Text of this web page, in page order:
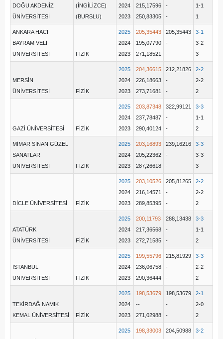
DOĞU AKDENİZ
ÜNİVERSİTESİ
(İNGİLİZCE)
(BURSLU)
2024
2023
215,17596
250,83305
-
-
1-1
1
ANKARA HACI
BAYRAM VELİ
ÜNİVERSİTESİ
FİZİK
2025
2024
2023
205,35443
195,07790
271,18521
205,35443
-
-
3-1
3-2
3
MERSİN
ÜNİVERSİTESİ
FİZİK
2025
2024
2023
204,36615
226,18663
273,71681
212,21826
-
-
2-2
2-2
2
GAZİ ÜNİVERSİTESİ FİZİK
2025
2024
2023
203,87348
237,78487
290,40124
322,99121
-
-
3-3
1-1
2
MİMAR SİNAN GÜZEL
SANATLAR
ÜNİVERSİTESİ
FİZİK
2025
2024
2023
203,16893
205,22362
287,26618
239,16216
-
-
3-3
3-3
3
DİCLE ÜNİVERSİTESİ FİZİK
2025
2024
2023
203,10526
216,14571
289,85395
205,81265
-
-
2-2
2-2
2
ATATÜRK
ÜNİVERSİTESİ
FİZİK
2025
2024
2023
200,11793
217,36568
272,71585
288,13438
-
-
3-3
1-1
2
İSTANBUL
ÜNİVERSİTESİ
FİZİK
2025
2024
2023
199,55796
236,06758
290,36444
215,81929
-
-
3-3
2-2
2
TEKİRDAĞ NAMIK
KEMAL ÜNİVERSİTESİ
FİZİK
2025
2024
2023
198,53679
--
271,02988
198,53679
-
-
2-1
2-0
2
2025
198,33003
204,50988
3-2